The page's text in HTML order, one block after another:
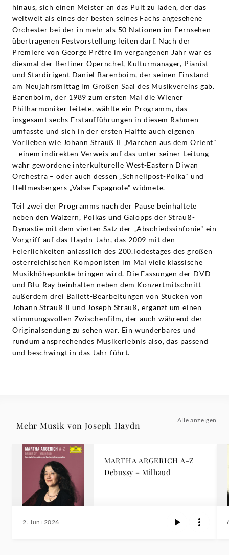
hinaus, sich einen Meister an das Pult zu laden, der das
weltweit als eines der besten seines Fachs angesehene
Orchester bei der in mehr als 50 Nationen im Fernsehen
übertragenen Festvorstellung leiten darf. Nach der
Premiere von George Prêtre im vergangenen Jahr war es
diesmal der Berliner Opernchef, Kulturmanager, Pianist
und Stardirigent Daniel Barenboim, der seinen Einstand
am Neujahrsmittag im Großen Saal des Musikvereins gab.
Barenboim, der 1989 zum ersten Mal die Wiener
Philharmoniker leitete, wählte ein Programm, das
insgesamt sechs Erstaufführungen in diesem Rahmen
umfasste und sich in der ersten Hälfte auch eigenen
Vorlieben wie Johann Strauß II „Märchen aus dem Orient"
– einem indirekten Verweis auf das unter seiner Leitung
wahr gewordene interkulturelle West-Eastern Diwan
Orchestra – oder auch dessen „Schnellpost-Polka" und
Hellmesbergers „Valse Espagnole" widmete.
Teil zwei der Programms nach der Pause beinhaltete
neben den Walzern, Polkas und Galopps der Strauß-
Dynastie mit dem vierten Satz der „Abschiedssinfonie" ein
Vorgriff auf das Haydn-Jahr, das 2009 mit den
Feierlichkeiten anlässlich des 200.Todestages des großen
österreichischen Komponisten im Mai viele klassische
Musikhöhepunkte bringen wird. Die Fassungen der DVD
und Blu-Ray beinhalten neben dem Konzertmitschnitt
außerdem drei Ballett-Bearbeitungen von Stücken von
Johann Strauß II und Joseph Strauß, ergänzt um einen
stimmungsvollen Zwischenfilm, der auch während der
Originalsendung zu sehen war. Ein wunderbares und
rundum ansprechendes Musikerlebnis also, das passend
und beschwingt in das Jahr führt.
Mehr Musik von Joseph Haydn
Alle anzeigen
MARTHA ARGERICH A-Z
Debussy – Milhaud
2. Juni 2026